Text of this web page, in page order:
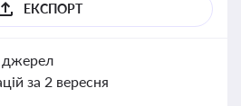
ЕКСПОРТ
джерел
за 2 вересня